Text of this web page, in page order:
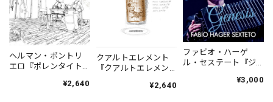
ヘルマン・ポントリ
エロ『ポレンタイト
Pontoriero『POLENT
¥2,640
クアルトエレメント
『クアルトエレメン
Cuartoelemento『Cu
¥2,640
ファビオ・ハーゲ
ル・セステート『ジ
¥3,000